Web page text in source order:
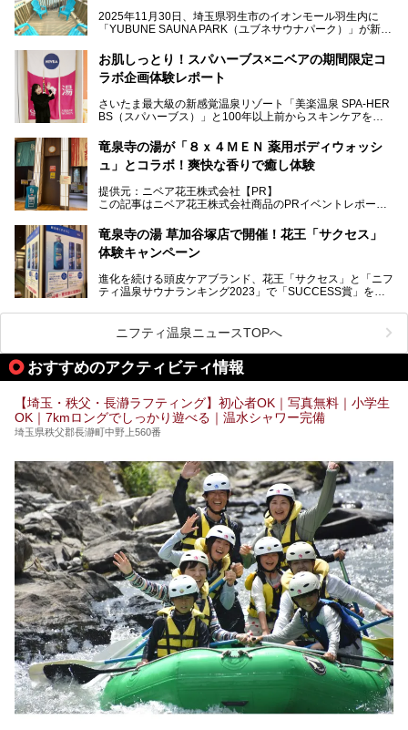
てきました！
2025年11月30日、埼玉県羽生市のイオンモール羽生内に
「YUBUNE SAUNA PARK（ユブネサウナパーク）」が新規
今年の4月1日から楽久屋グループの一員となった「湯舞音
（ユブネ）」が新ブランド「YUBUNE SAUNA PARK」を立
湯舞音らしいサウナにこだわった遊び心満点の"銭湯×屋外サ
ウナ"施設で、男女別のお風呂のほか、水着やサウナ着で楽
ど、ユニークなポイントがいっぱい！
オープン前取材に行ってきましたので、早速どこより詳しく
紹介しちゃいます！
お肌しっとり！スパハーブス×ニベアの期間限定コ
ラボ企画体験レポート
さいたま最大級の新感覚温泉リゾート「美楽温泉 SPA-HER
BS（スパハーブス）」と100年以上前からスキンケアを考
読者モデルやインスタグラマーとして活躍している、美容＆
スパ大好きの畑瀬愛さんと取材してきました。
提供元：ニベア花王株式会社【PR】
この記事はニベア花王株式会社商品のPRイベントレポート
竜泉寺の湯が「８ｘ４ＭＥＮ 薬用ボディウォッシ
ュ」とコラボ！爽快な香りで癒し体験
提供元：ニベア花王株式会社【PR】
この記事はニベア花王株式会社商品のPRイベントレポート
ーーー
注目のボディウォッシュアイテム「８ｘ４ＭＥＮ 薬用ボデ
全国総合2位にランクインした人気温浴施設「竜泉寺の湯 草
加谷塚店」がコラボイベントを期間限定で開催中ということ
気になるその内容をチェックしてきました！
竜泉寺の湯 草加谷塚店で開催！花王「サクセス」
体験キャンペーン
進化を続ける頭皮ケアブランド、花王「サクセス」と「ニフ
ティ温泉サウナランキング2023」で「SUCCESS賞」を獲
ベントを開催。
早速訪問し、気になるその内容を取材してきました！
───
提供元：花王株式会社【PR】
す。
ニフティ温泉ニュースTOPへ
おすすめのアクティビティ情報
【埼玉・秩父・長瀞ラフティング】初心者OK｜写真無料｜小学生
OK｜7kmロングでしっかり遊べる｜温水シャワー完備
埼玉県秩父郡長瀞町中野上560番